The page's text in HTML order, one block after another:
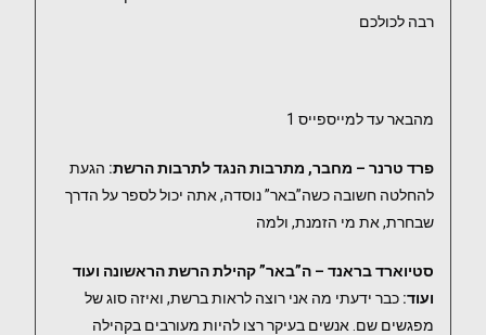
רבה לכולכם
מהבאר עד למייספייס 1
פרד טרנר – מחבר, מתרבות הנגד לתרבות הרשת: הגעת
להחלטה חשובה כשה”באר” נוסדה, אתה יכול לספר על הדרך
שבחרת, את מי הזמנת, ולמה
סטיוארד בראנד – ה”באר” קהילת הרשת הראשונה ועוד
ועוד: כבר ידעתי מה אני רוצה לראות ברשת, ואיזה סוג של
מפגשים שם. אנשים בעיקר רצו להיות מעורבים בקהילה